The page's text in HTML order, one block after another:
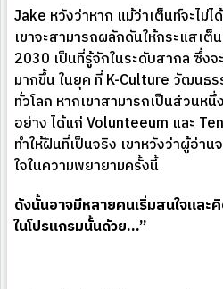
Jake หวังว่าหาก แม้ว่าเต็นท์จะไม่
เขาจะสามารถผลักดันให้กระแสเ
2030 เป็นที่รู้จักในระดับสากล ซึ่ง
มากขึ้น ในยุค ที่ K-Culture วัฒนธร
ทั่วโลก หากเขาสามารถเป็นส่วนห
อย่าง ได้แก่ Volunteeum และ
ทำให้ฝันที่เป็นจริง เขาหวังว่าผู้อ่า
ใจในความพยายามครั้งนี้
ดังนั้นอาจมีหลายคนเริ่มสนใจและ
ในโปรแกรมนั้นด้วย…”